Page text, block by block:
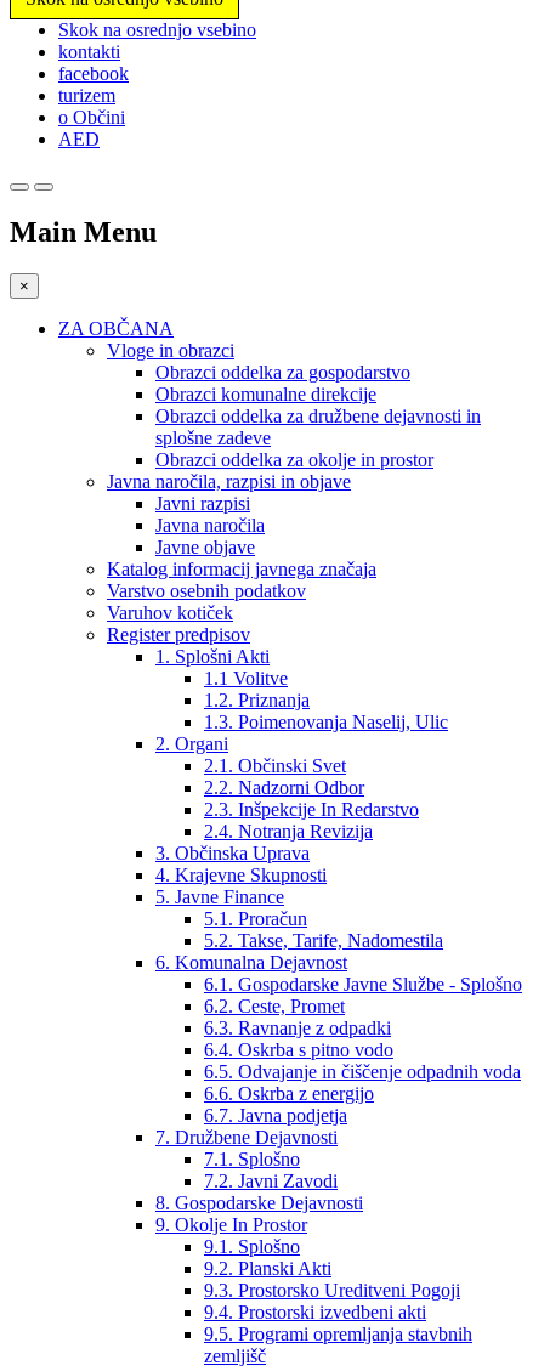
Prosimo,
upoštevajte:
spletno
mesto
vključuje
sistem
Skok na osrednjo vsebino
kontakti
facebook
turizem
o Občini
AED
Main Menu
×
ZA OBČANA
Vloge in obrazci
Obrazci oddelka za gospodarstvo
Obrazci komunalne direkcije
Obrazci oddelka za družbene dejavnosti in
splošne zadeve
Obrazci oddelka za okolje in prostor
Javna naročila, razpisi in objave
Javni razpisi
Javna naročila
Javne objave
Katalog informacij javnega značaja
Varstvo osebnih podatkov
Varuhov kotiček
Register predpisov
1. Splošni Akti
1.1 Volitve
1.2. Priznanja
1.3. Poimenovanja Naselij, Ulic
2. Organi
2.1. Občinski Svet
2.2. Nadzorni Odbor
2.3. Inšpekcije In Redarstvo
2.4. Notranja Revizija
3. Občinska Uprava
4. Krajevne Skupnosti
5. Javne Finance
5.1. Proračun
5.2. Takse, Tarife, Nadomestila
6. Komunalna Dejavnost
6.1. Gospodarske Javne Službe - Splošno
6.2. Ceste, Promet
6.3. Ravnanje z odpadki
6.4. Oskrba s pitno vodo
6.5. Odvajanje in čiščenje odpadnih voda
6.6. Oskrba z energijo
6.7. Javna podjetja
7. Družbene Dejavnosti
7.1. Splošno
7.2. Javni Zavodi
8. Gospodarske Dejavnosti
9. Okolje In Prostor
9.1. Splošno
9.2. Planski Akti
9.3. Prostorsko Ureditveni Pogoji
9.4. Prostorski izvedbeni akti
9.5. Programi opremljanja stavbnih
zemljišč